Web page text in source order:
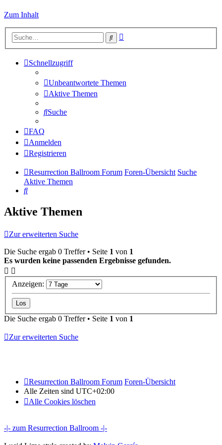
Zum Inhalt
Suche
Schnellzugriff
Unbeantwortete Themen
Aktive Themen
Suche
FAQ
Anmelden
Registrieren
Resurrection Ballroom Forum Foren-Übersicht Suche
Aktive Themen
Suche
Aktive Themen
Zur erweiterten Suche
Die Suche ergab 0 Treffer • Seite 1 von 1
Es wurden keine passenden Ergebnisse gefunden.
Anzeigen:
Die Suche ergab 0 Treffer • Seite 1 von 1
Zur erweiterten Suche
Resurrection Ballroom Forum Foren-Übersicht
Alle Zeiten sind UTC+02:00
Alle Cookies löschen
-|- zum Resurrection Ballroom -|-